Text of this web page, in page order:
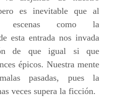
es inevitable que al
escenas como la
esta entrada nos invada
de que igual si que
épicos. Nuestra mente
pasadas, pues la
veces supera la ficción.